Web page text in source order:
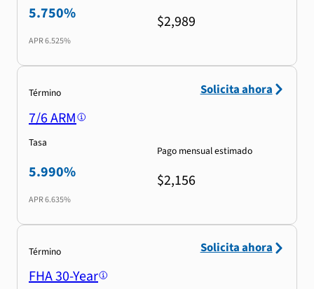
5.750%
APR6.525%
$2,989
Término
7/6 ARM
Tasa
5.990%
APR6.635%
Pago mensual estimado
$2,156
Solicita ahora
Término
FHA 30-Year
Solicita ahora